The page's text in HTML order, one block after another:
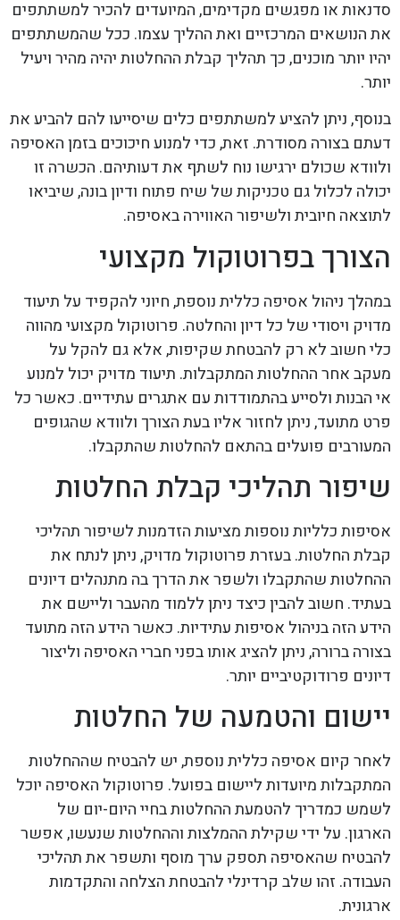
סדנאות או מפגשים מקדימים, המיועדים להכיר למשתתפים
את הנושאים המרכזיים ואת ההליך עצמו. ככל שהמשתתפים
יהיו יותר מוכנים, כך תהליך קבלת ההחלטות יהיה מהיר ויעיל
יותר.
בנוסף, ניתן להציע למשתתפים כלים שיסייעו להם להביע את
דעתם בצורה מסודרת. זאת, כדי למנוע חיכוכים בזמן האסיפה
ולוודא שכולם ירגישו נוח לשתף את דעותיהם. הכשרה זו
יכולה לכלול גם טכניקות של שיח פתוח ודיון בונה, שיביאו
לתוצאה חיובית ולשיפור האווירה באסיפה.
הצורך בפרוטוקול מקצועי
במהלך ניהול אסיפה כללית נוספת, חיוני להקפיד על תיעוד
מדויק ויסודי של כל דיון והחלטה. פרוטוקול מקצועי מהווה
כלי חשוב לא רק להבטחת שקיפות, אלא גם להקל על
מעקב אחר ההחלטות המתקבלות. תיעוד מדויק יכול למנוע
אי הבנות ולסייע בהתמודדות עם אתגרים עתידיים. כאשר כל
פרט מתועד, ניתן לחזור אליו בעת הצורך ולוודא שהגופים
המעורבים פועלים בהתאם להחלטות שהתקבלו.
שיפור תהליכי קבלת החלטות
אסיפות כלליות נוספות מציעות הזדמנות לשיפור תהליכי
קבלת החלטות. בעזרת פרוטוקול מדויק, ניתן לנתח את
ההחלטות שהתקבלו ולשפר את הדרך בה מתנהלים דיונים
בעתיד. חשוב להבין כיצד ניתן ללמוד מהעבר וליישם את
הידע הזה בניהול אסיפות עתידיות. כאשר הידע הזה מתועד
בצורה ברורה, ניתן להציג אותו בפני חברי האסיפה וליצור
דיונים פרודוקטיביים יותר.
יישום והטמעה של החלטות
לאחר קיום אסיפה כללית נוספת, יש להבטיח שההחלטות
המתקבלות מיועדות ליישום בפועל. פרוטוקול האסיפה יוכל
לשמש כמדריך להטמעת ההחלטות בחיי היום-יום של
הארגון. על ידי שקילת ההמלצות וההחלטות שנעשו, אפשר
להבטיח שהאסיפה תספק ערך מוסף ותשפר את תהליכי
העבודה. זהו שלב קרדינלי להבטחת הצלחה והתקדמות
ארגונית.